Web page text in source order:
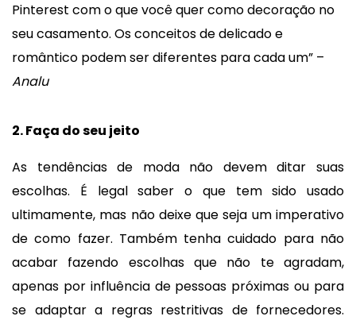
Pinterest com o que você quer como decoração no
seu casamento. Os conceitos de delicado e
romântico podem ser diferentes para cada um” –
Analu
2. Faça do seu jeito
As tendências de moda não devem ditar suas
escolhas. É legal saber o que tem sido usado
ultimamente, mas não deixe que seja um imperativo
de como fazer. Também tenha cuidado para não
acabar fazendo escolhas que não te agradam,
apenas por influência de pessoas próximas ou para
se adaptar a regras restritivas de fornecedores.